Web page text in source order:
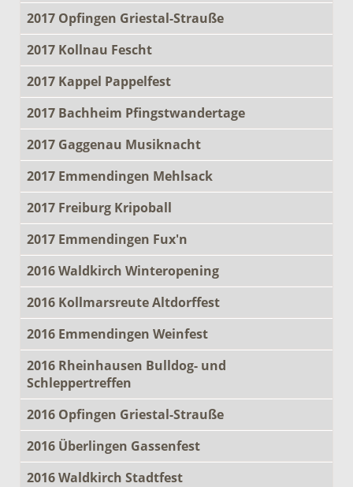
2017 Opfingen Griestal-Strauße
2017 Kollnau Fescht
2017 Kappel Pappelfest
2017 Bachheim Pfingstwandertage
2017 Gaggenau Musiknacht
2017 Emmendingen Mehlsack
2017 Freiburg Kripoball
2017 Emmendingen Fux'n
2016 Waldkirch Winteropening
2016 Kollmarsreute Altdorffest
2016 Emmendingen Weinfest
2016 Rheinhausen Bulldog- und
Schleppertreffen
2016 Opfingen Griestal-Strauße
2016 Überlingen Gassenfest
2016 Waldkirch Stadtfest